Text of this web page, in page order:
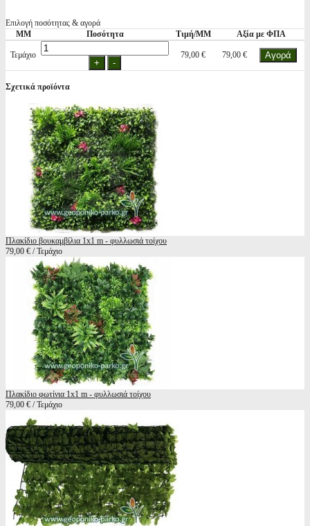
Επιλογή ποσότητας & αγορά
ΜΜ
Ποσότητα Τιμή/ΜΜ Αξία με ΦΠΑ
Τεμάχιο 79,00 € 79,00 €
Σχετικά προϊόντα
Πλακίδιο βουκαμβίλια 1x1 m - φυλλωσιά τοίχου
79,00 € / Τεμάχιο
Πλακίδιο φωτίνια 1x1 m - φυλλωσιά τοίχου
79,00 € / Τεμάχιο